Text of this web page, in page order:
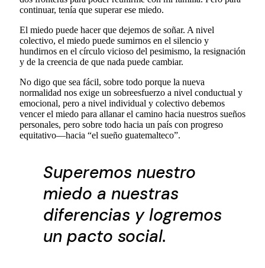
continuar, tenía que superar ese miedo.
El miedo puede hacer que dejemos de soñar. A nivel
colectivo, el miedo puede sumirnos en el silencio y
hundirnos en el círculo vicioso del pesimismo, la resignación
y de la creencia de que nada puede cambiar.
No digo que sea fácil, sobre todo porque la nueva
normalidad nos exige un sobreesfuerzo a nivel conductual y
emocional, pero a nivel individual y colectivo debemos
vencer el miedo para allanar el camino hacia nuestros sueños
personales, pero sobre todo hacia un país con progreso
equitativo—hacia “el sueño guatemalteco”.
Superemos nuestro
miedo a nuestras
diferencias y logremos
un pacto social.